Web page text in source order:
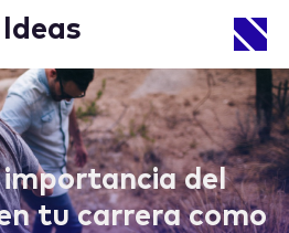
Ideas
del
tu carrera como